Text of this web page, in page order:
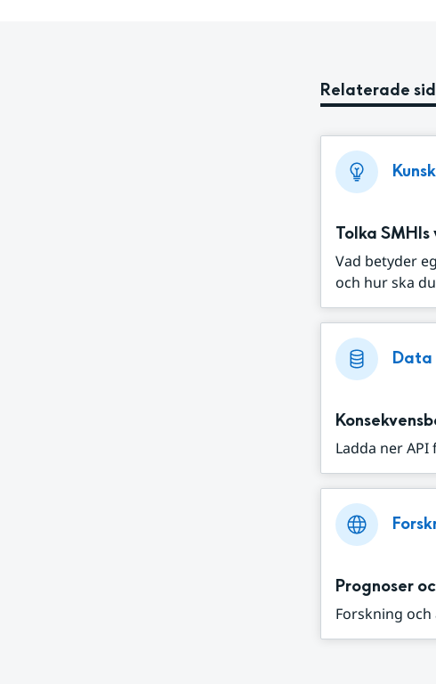
Relaterade
Tolka
Vad betyder
och hur ska
Data
Ladda ner
Prognoser
Forskning